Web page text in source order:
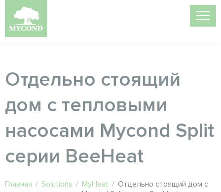
Отдельно стоящий
дом с тепловыми
насосами Mycond Split
серии BeeHeat
Главная / Solutions / MyHeat / Отдельно стоящий дом с